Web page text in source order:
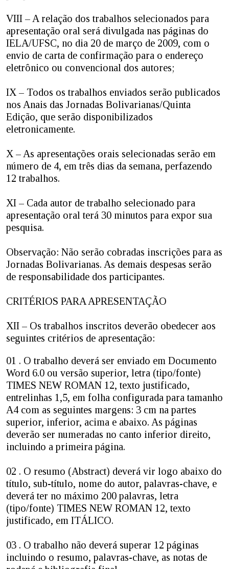
VIII – A relação dos trabalhos selecionados para
apresentação oral será divulgada nas páginas do
IELA/UFSC, no dia 20 de março de 2009, com o
envio de carta de confirmação para o endereço
eletrônico ou convencional dos autores;
IX – Todos os trabalhos enviados serão publicados
nos Anais das Jornadas Bolivarianas/Quinta
Edição, que serão disponibilizados
eletronicamente.
X – As apresentações orais selecionadas serão em
número de 4, em três dias da semana, perfazendo
12 trabalhos.
XI – Cada autor de trabalho selecionado para
apresentação oral terá 30 minutos para expor sua
pesquisa.
Observação: Não serão cobradas inscrições para as
Jornadas Bolivarianas. As demais despesas serão
de responsabilidade dos participantes.
CRITÉRIOS PARA APRESENTAÇÃO
XII – Os trabalhos inscritos deverão obedecer aos
seguintes critérios de apresentação:
01 . O trabalho deverá ser enviado em Documento
Word 6.0 ou versão superior, letra (tipo/fonte)
TIMES NEW ROMAN 12, texto justificado,
entrelinhas 1,5, em folha configurada para tamanho
A4 com as seguintes margens: 3 cm na partes
superior, inferior, acima e abaixo. As páginas
deverão ser numeradas no canto inferior direito,
incluindo a primeira página.
02 . O resumo (Abstract) deverá vir logo abaixo do
título, sub-título, nome do autor, palavras-chave, e
deverá ter no máximo 200 palavras, letra
(tipo/fonte) TIMES NEW ROMAN 12, texto
justificado, em ITÁLICO.
03 . O trabalho não deverá superar 12 páginas
incluindo o resumo, palavras-chave, as notas de